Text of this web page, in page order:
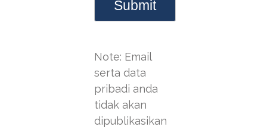
Note: Email
serta data
pribadi anda
tidak akan
dipublikasikan